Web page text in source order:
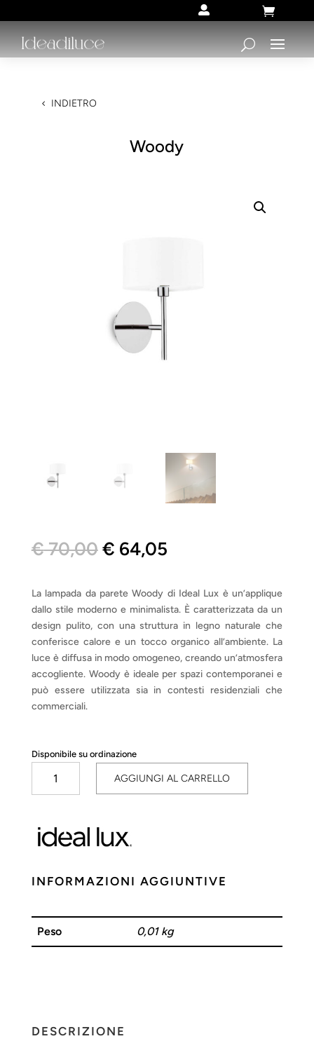
 
INDIETRO
Woody
€70,00Il
prezzo
era:
€ 70,00.
€ 64,05Il
è:
€ 64,05.
La lampada da parete Woody di Ideal Lux è un’applique
dallo stile moderno e minimalista. È caratterizzata da un
design pulito, con una struttura in legno naturale che
conferisce calore e un tocco organico all’ambiente. La
luce è diffusa in modo omogeneo, creando un’atmosfera
accogliente. Woody è ideale per spazi contemporanei e
può essere utilizzata sia in contesti residenziali che
commerciali.
Disponibile su ordinazione
quantità
AGGIUNGI AL CARRELLO
INFORMAZIONI AGGIUNTIVE
Peso 0,01 kg
DESCRIZIONE